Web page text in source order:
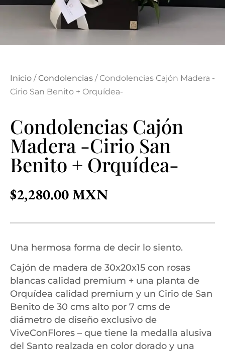
Inicio /Condolencias / Condolencias Cajón Madera -
Cirio San Benito + Orquídea-
Condolencias Cajón
Madera -Cirio San
Benito + Orquídea-
$2,280.00
Una hermosa forma de decir lo siento.
Cajón de madera de 30x20x15 con rosas
blancas calidad premium + una planta de
Orquídea calidad premium y un Cirio de San
Benito de 30 cms alto por 7 cms de
diámetro de diseño exclusivo de
ViveConFlores – que tiene la medalla alusiva
del Santo realzada en color dorado y una